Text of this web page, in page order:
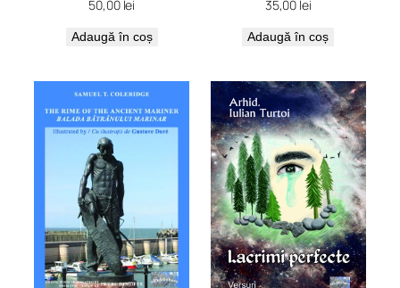
50,00 lei
Adaugă în coș
35,00 lei
Adaugă în coș